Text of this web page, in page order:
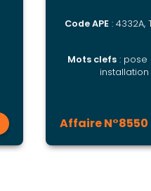
Code APE: 4332A,
Mots clefs : pose
Affaire N°8550